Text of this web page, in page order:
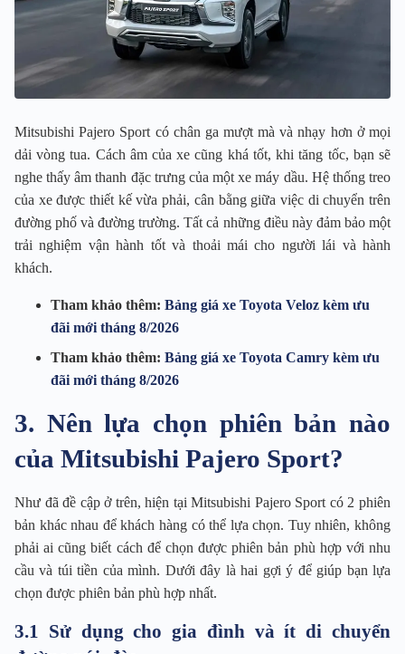
Mitsubishi Pajero Sport có chân ga mượt mà và nhạy hơn ở mọi
dải vòng tua. Cách âm của xe cũng khá tốt, khi tăng tốc, bạn sẽ
nghe thấy âm thanh đặc trưng của một xe máy dầu. Hệ thống treo
của xe được thiết kế vừa phải, cân bằng giữa việc di chuyển trên
đường phố và đường trường. Tất cả những điều này đảm bảo một
trải nghiệm vận hành tốt và thoải mái cho người lái và hành
khách.
Tham khảo thêm: Bảng giá xe Toyota Veloz kèm ưu
đãi mới tháng 8/2026
Tham khảo thêm: Bảng giá xe Toyota Camry kèm ưu
đãi mới tháng 8/2026
3. Nên lựa chọn phiên bản nào
của Mitsubishi Pajero Sport?
Như đã đề cập ở trên, hiện tại Mitsubishi Pajero Sport có 2 phiên
bản khác nhau để khách hàng có thể lựa chọn. Tuy nhiên, không
phải ai cũng biết cách để chọn được phiên bản phù hợp với nhu
cầu và túi tiền của mình. Dưới đây là hai gợi ý để giúp bạn lựa
chọn được phiên bản phù hợp nhất.
3.1 Sử dụng cho gia đình và ít di chuyển